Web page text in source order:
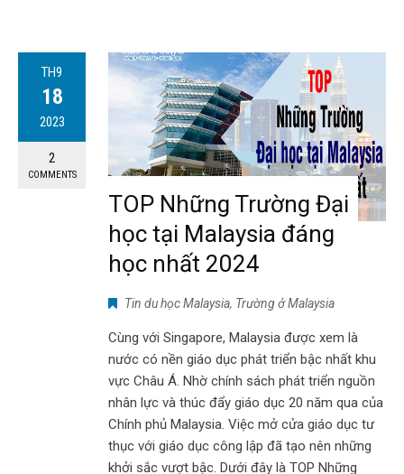
TH9
18
2023
2
COMMENTS
TOP Những Trường Đại
học tại Malaysia đáng
học nhất 2024
Tin du học Malaysia, Trường ở Malaysia
Cùng với Singapore, Malaysia được xem là
nước có nền giáo dục phát triển bậc nhất khu
vực Châu Á. Nhờ chính sách phát triển nguồn
nhân lực và thúc đẩy giáo dục 20 năm qua của
Chính phủ Malaysia. Việc mở cửa giáo dục tư
thục với giáo dục công lập đã tạo nên những
khởi sắc vượt bậc. Dưới đây là TOP Những